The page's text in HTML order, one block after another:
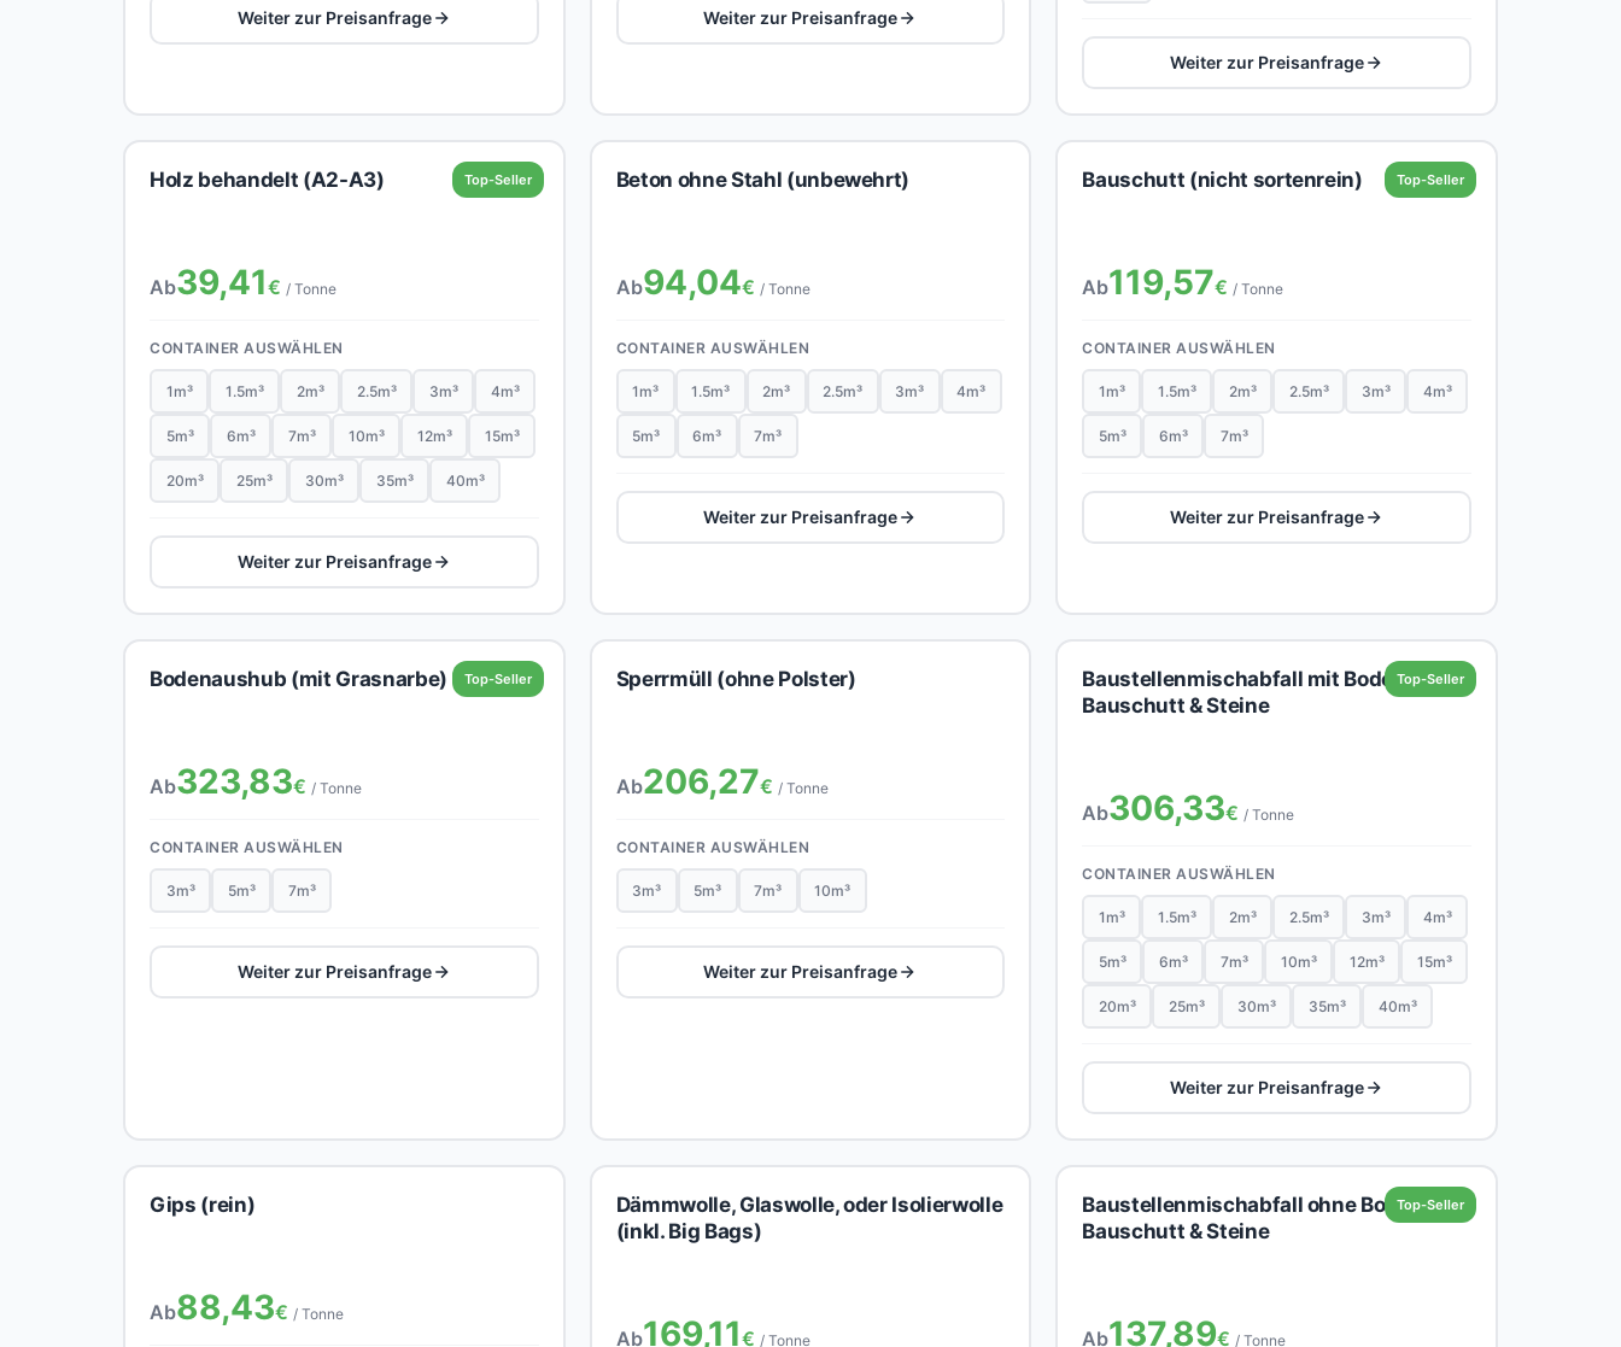
Weiter zur Preisanfrage Weiter zur Preisanfrage
Weiter zur Preisanfrage
Top-Seller
Holz behandelt (A2-A3)
Ab39,41€ / Tonne
CONTAINER AUSWÄHLEN
1m³ 1.5m³ 2m³ 2.5m³ 3m³ 4m³
5m³ 6m³ 7m³ 10m³ 12m³ 15m³
20m³ 25m³ 30m³ 35m³ 40m³
Weiter zur Preisanfrage
Beton ohne Stahl (unbewehrt)
Ab94,04€ / Tonne
CONTAINER AUSWÄHLEN
1m³ 1.5m³ 2m³ 2.5m³ 3m³ 4m³
5m³ 6m³ 7m³
Weiter zur Preisanfrage
Top-Seller
Bauschutt (nicht sortenrein)
Ab119,57€ / Tonne
CONTAINER AUSWÄHLEN
1m³ 1.5m³ 2m³ 2.5m³ 3m³ 4m³
5m³ 6m³ 7m³
Weiter zur Preisanfrage
Top-Seller
Bodenaushub (mit Grasnarbe)
Ab323,83€ / Tonne
CONTAINER AUSWÄHLEN
3m³ 5m³ 7m³
Weiter zur Preisanfrage
Sperrmüll (ohne Polster)
Ab206,27€ / Tonne
CONTAINER AUSWÄHLEN
3m³ 5m³ 7m³ 10m³
Weiter zur Preisanfrage
Top-Seller
Baustellenmischabfall mit Boden,
Bauschutt & Steine
Ab306,33€ / Tonne
CONTAINER AUSWÄHLEN
1m³ 1.5m³ 2m³ 2.5m³ 3m³ 4m³
5m³ 6m³ 7m³ 10m³ 12m³ 15m³
20m³ 25m³ 30m³ 35m³ 40m³
Weiter zur Preisanfrage
Gips (rein)
Ab88,43€ / Tonne
Dämmwolle, Glaswolle, oder Isolierwolle
(inkl. Big Bags)
Ab169,11€ / Tonne
Top-Seller
Baustellenmischabfall ohne Boden,
Bauschutt & Steine
Ab137,89€ / Tonne